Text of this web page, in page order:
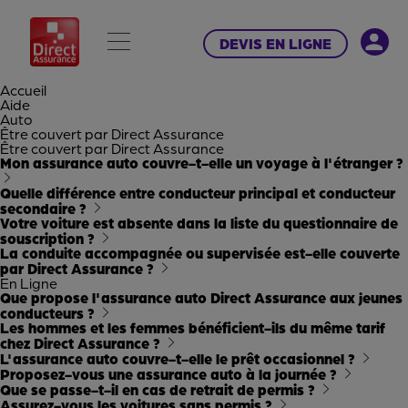
DEVIS EN LIGNE
Accueil
Aide
Auto
Être couvert par Direct Assurance
Être couvert par Direct Assurance
Mon assurance auto couvre-t-elle un voyage à l'étranger ?
Quelle différence entre conducteur principal et conducteur
secondaire ?
Votre voiture est absente dans la liste du questionnaire de
souscription ?
La conduite accompagnée ou supervisée est-elle couverte
par Direct Assurance ?
En Ligne
Que propose l'assurance auto Direct Assurance aux jeunes
conducteurs ?
Les hommes et les femmes bénéficient-ils du même tarif
chez Direct Assurance ?
L'assurance auto couvre-t-elle le prêt occasionnel ?
Proposez-vous une assurance auto à la journée ?
Que se passe-t-il en cas de retrait de permis ?